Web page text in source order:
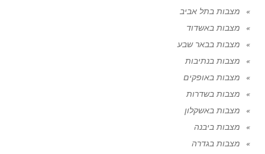
מצבות בתל אביב
מצבות באשדוד
מצבות בבאר שבע
מצבות בנתיבות
מצבות באופקים
מצבות בשדרות
מצבות באשקלון
מצבות ביבנה
מצבות בגדרה